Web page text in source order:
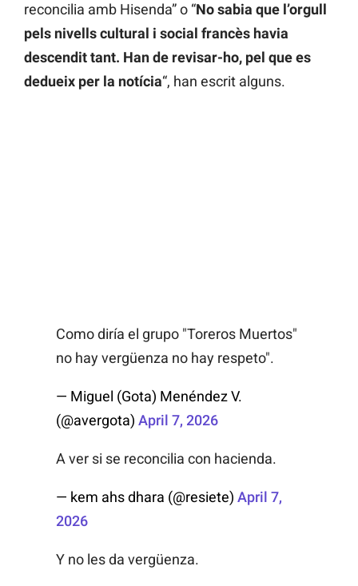
reconcilia amb Hisenda” o “No sabia que l’orgull
pels nivells cultural i social francès havia
descendit tant. Han de revisar-ho, pel que es
dedueix per la notícia“, han escrit alguns.
Como diría el grupo "Toreros Muertos"
no hay vergüenza no hay respeto".
— Miguel (Gota) Menéndez V.
(@avergota) April 7, 2026
A ver si se reconcilia con hacienda.
— kem ahs dhara (@resiete) April 7,
2026
Y no les da vergüenza.